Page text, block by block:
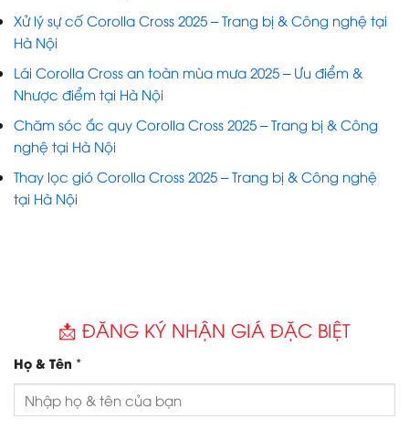
Xử lý sự cố Corolla Cross 2025 – Trang bị & Công nghệ tại
Hà Nội
Lái Corolla Cross an toàn mùa mưa 2025 – Ưu điểm &
Nhược điểm tại Hà Nội
Chăm sóc ắc quy Corolla Cross 2025 – Trang bị & Công
nghệ tại Hà Nội
Thay lọc gió Corolla Cross 2025 – Trang bị & Công nghệ
tại Hà Nội
📩 ĐĂNG KÝ NHẬN GIÁ ĐẶC BIỆT
Họ & Tên *